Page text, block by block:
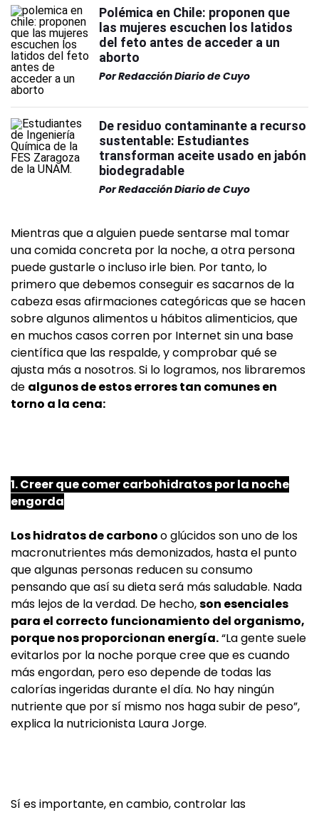
Polémica en Chile: proponen que
las mujeres escuchen los latidos
del feto antes de acceder a un
aborto
PorRedacción Diario de Cuyo
De residuo contaminante a recurso
sustentable: Estudiantes
transforman aceite usado en jabón
biodegradable
PorRedacción Diario de Cuyo
Mientras que a alguien puede sentarse mal tomar
una comida concreta por la noche, a otra persona
puede gustarle o incluso irle bien. Por tanto, lo
primero que debemos conseguir es sacarnos de la
cabeza esas afirmaciones categóricas que se hacen
sobre algunos alimentos u hábitos alimenticios, que
en muchos casos corren por Internet sin una base
científica que las respalde, y comprobar qué se
ajusta más a nosotros. Si lo logramos, nos libraremos
de algunos de estos errores tan comunes en
torno a la cena:
1. Creer que comer carbohidratos por la noche
engorda
Los hidratos de carbonoo glúcidos son uno de los
macronutrientes más demonizados, hasta el punto
que algunas personas reducen su consumo
pensando que así su dieta será más saludable. Nada
más lejos de la verdad. De hecho,son esenciales
para el correcto funcionamiento del organismo,
porque nos proporcionan energía.“La gente suele
evitarlos por la noche porque cree que es cuando
más engordan, pero eso depende de todas las
calorías ingeridas durante el día. No hay ningún
nutriente que por sí mismo nos haga subir de peso”,
explica la nutricionista Laura Jorge.
Sí es importante, en cambio, controlar las